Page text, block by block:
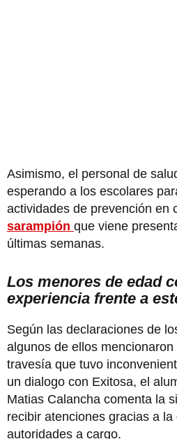
Asimismo, el personal de
esperando a los escolares
actividades de prevención en
sarampión que viene
últimas semanas.
Los menores de edad
experiencia frente a
Según las declaraciones de
algunos de ellos
travesía que tuvo
un dialogo con Exitosa, el
Matias Calancha comenta la
recibir atenciones gracias a
autoridades a cargo.